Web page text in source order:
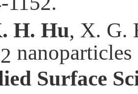
H. Hu, X. G.
2
Surface